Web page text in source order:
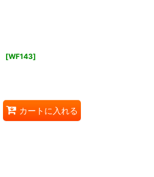
[WF143]
カートに入れる